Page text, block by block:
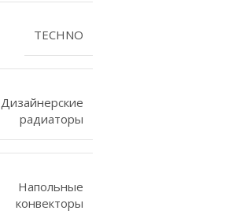
TECHNO
Дизайнерские
радиаторы
Напольные
конвекторы